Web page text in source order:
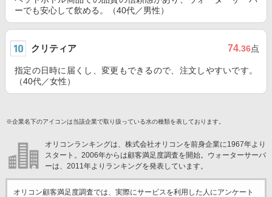
ーでも安心して飲める。（40代／男性）
クリティア 74.36点
指定の日時に届くし、変更もできるので、注文しやすいです。
（40代／女性）
※企業名下のアイコンは当該企業で取り扱っている水の種類を表しております。
オリコンランキングは、株式会社オリコンを前身企業に1967年より
スタート。2006年からは顧客満足度調査を開始。ウォーターサーバ
ーは、2011年よりランキングを発表しています。
オリコン顧客満足度調査では、実際にサービスを利用した 人にアンケート